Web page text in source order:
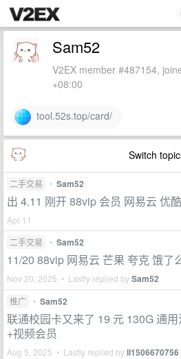
Sam52
V2EX member #487154,
+08:00
tool.52s.top/card/
Switch
二手交易 • Sam52
出 4.11 刚开 88vip 会员 网易云 优
Apr 11
二手交易
• Sam52
11/20 88vip 网易云 芒果 夸克 饿了
Nov 20, 2025 • Lastly replied bySam52
推广 • Sam52
联通校园卡又来了 19 元 130G 通
+视频会员
Aug 5, 2025 • Lastly replied byll1506670756